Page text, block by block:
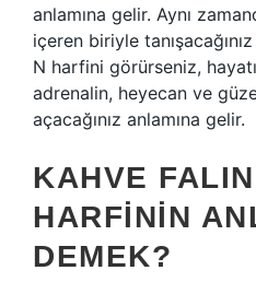
anlamına gelir. Aynı
içeren biriyle
N harfini görürseniz,
adrenalin, heyecan ve
açacağınız anlamına gelir.
KAHVE
HARFININ
DEMEK?